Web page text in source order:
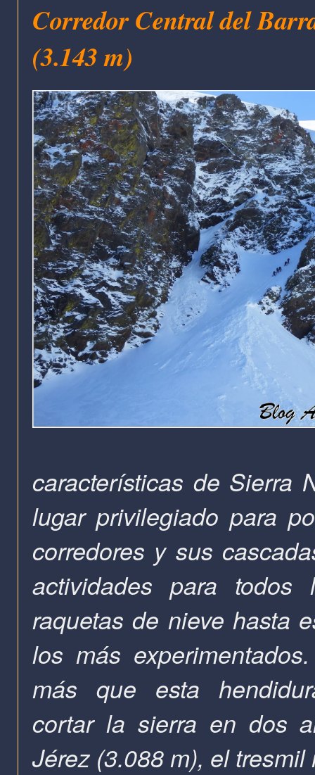
Corredor Central del
(3.143 m)
características de Sierra
lugar privilegiado para
corredores y sus
actividades para
raquetas de nieve hasta
los más
más que esta
cortarla sierra en dos
Jérez (3.088 m), el